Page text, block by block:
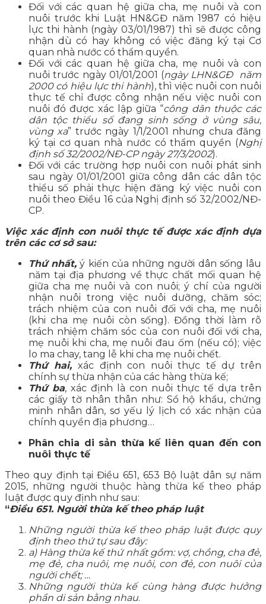
Đối với các quan hệ giữa cha, mẹ nuôi và con
nuôi trước khi Luật HN&GĐ năm 1987 có hiệu
lực thi hành (ngày 03/01/1987) thì sẽ được công
nhận dù có hay không có việc đăng ký tại Cơ
quan nhà nước có thẩm quyền.
Đối với các quan hệ giữa cha, mẹ nuôi và con
nuôi trước ngày 01/01/2001 (ngày LHN&GĐ năm
2000 có hiệu lực thi hành), thì việc nuôi con nuôi
thực tế chỉ được công nhận nếu việc nuôi con
nuôi đó được xác lập giữa “công dân thuộc các
dân tộc thiểu số đang sinh sống ở vùng sâu,
vùng xa” trước ngày 1/1/2001 nhưng chưa đăng
ký tại cơ quan nhà nước có thẩm quyền (Nghị
định số 32/2002/NĐ-CP ngày 27/3/2002).
Đối với các trường hợp nuôi con nuôi phát sinh
sau ngày 01/01/2001 giữa công dân các dân tộc
thiểu số phải thực hiện đăng ký việc nuôi con
nuôi theo Điều 16 của Nghị định số 32/2002/NĐ-
CP.
Việc xác định con nuôi thực tế được xác định dựa
trên các cơ sở sau:
Thứ nhất, ý kiến của những người dân sống lâu
năm tại địa phương về thực chất mối quan hệ
giữa cha mẹ nuôi và con nuôi; ý chí của người
nhận nuôi trong việc nuôi dưỡng, chăm sóc;
trách nhiệm của con nuôi đối với cha, mẹ nuôi
(khi cha mẹ nuôi còn sống). Đồng thời làm rõ
trách nhiệm chăm sóc của con nuôi đối với cha,
mẹ nuôi khi cha, mẹ nuôi đau ốm (nếu có); việc
lo ma chay, tang lễ khi cha mẹ nuôi chết.
Thứ hai,xác định con nuôi thực tế dự trên
chính sự thừa nhận của các hàng thừa kế;
Thứ ba, xác định là con nuôi thực tế dựa trên
các giấy tờ nhân thân như: Sổ hộ khẩu, chứng
minh nhân dân, sơ yếu lý lịch có xác nhận của
chính quyền địa phương…
Phân chia di sản thừa kế liên quan đến con
nuôi thực tế
Theo quy định tại Điều 651, 653 Bộ luật dân sự năm
2015, những người thuộc hàng thừa kế theo pháp
luật được quy định như sau:
“Điều 651. Người thừa kế theo pháp luật
Những người thừa kế theo pháp luật được quy
định theo thứ tự sau đây:
a) Hàng thừa kế thứ nhất gồm: vợ, chồng, cha đẻ,
mẹ đẻ, cha nuôi, mẹ nuôi, con đẻ, con nuôi của
người chết; …
Những người thừa kế cùng hàng được hưởng
phần di sản bằng nhau.